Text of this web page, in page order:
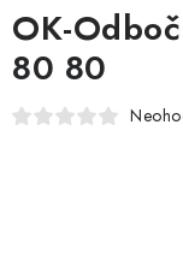
REKUPERACE
OK-
80 80